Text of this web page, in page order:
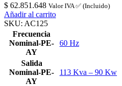
$ 62.851.648 Valor IVA ✅ (Incluido)
Añadir al carrito
SKU: AC125
Frecuencia
Nominal-PE-
AY
60 Hz
Salida
Nominal-PE-
AY
113 Kva – 90 Kw